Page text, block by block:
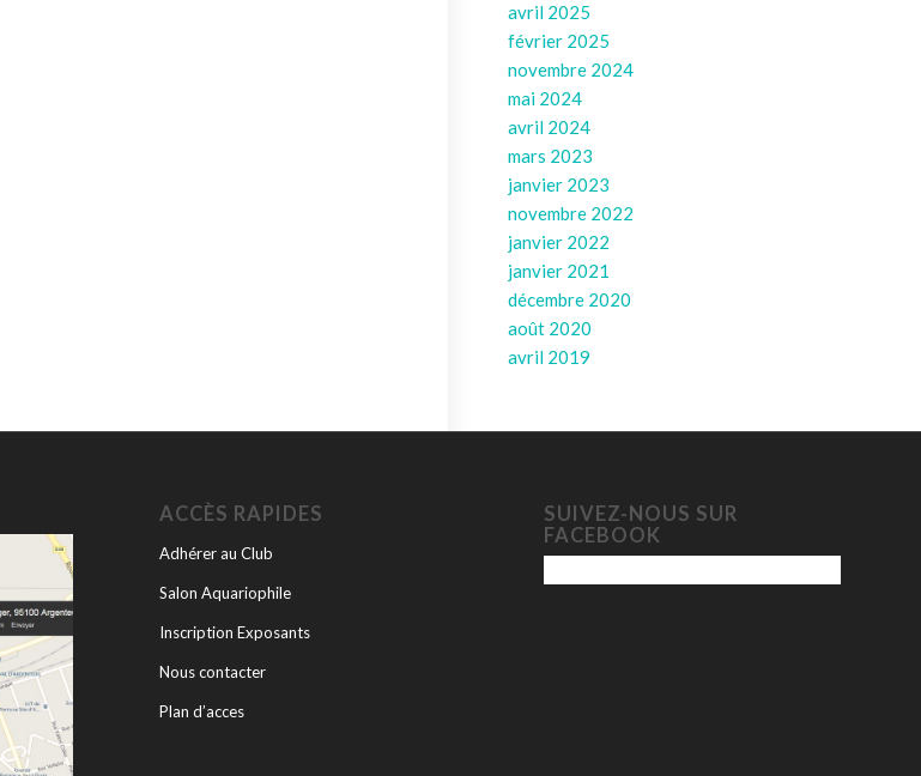
avril 2025
février 2025
novembre 2024
mai 2024
avril 2024
mars 2023
janvier 2023
novembre 2022
janvier 2022
janvier 2021
décembre 2020
août 2020
avril 2019
ACCÈS RAPIDES
Adhérer au Club
Salon Aquariophile
Inscription Exposants
Nous contacter
Plan d’acces
SUIVEZ-NOUS SUR
FACEBOOK